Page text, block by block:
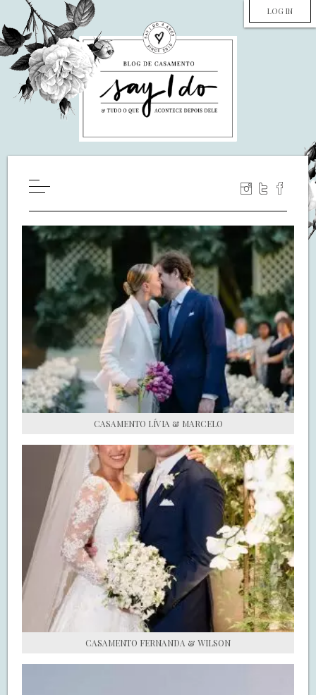
LOG IN
WILL YOU MARRY ME?
LUA DE MEL
COZINHA
DECORAÇÃO
DE NOIVA PRA NOIVA
S.O.S CASADAS
FALE COM O SAY I DO
CASAMENTO LÍVIA & MARCELO
CASAMENTO FERNANDA & WILSON